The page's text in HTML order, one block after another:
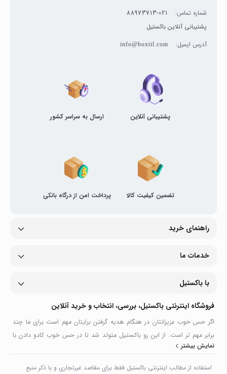
شماره تماس:
021-88973713
پشتیبانی آنلاین باکستیل
آدرس ایمیل:
info@boxtil.com
پشتیبانی آنلاین ارسال به سراسر کشور
تضمین کیفیت کالا پرداخت امن از درگاه بانکی
راهنمای خرید
خدمات ما
با باکستیل
فروشگاه اینترنتی باکستیل، بررسی، انتخاب و خرید آنلاین
اگر حس خوب عزیزانتان در هنگام هدیه گرفتن برایتان مهم است برای ما چند
برابر مهم تر است. از این رو باکستیل متولد شد تا در حس خوب کادو دادن با
شما سهیم باشد . باکستیل تنوعی از بهترین و خوشگل ترین بسته بندی های
نمایش بیشتر
استفاده از مطالب اینترنتی باکستیل فقط برای مقاصد غیرتجاری و با ذکر منبع